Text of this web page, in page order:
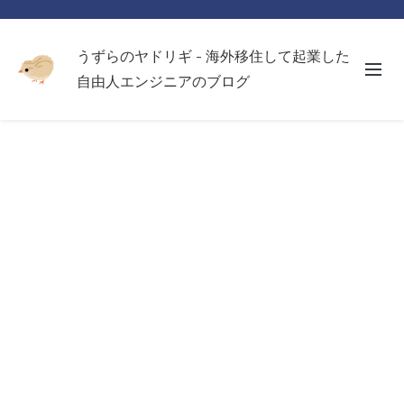
うずらのヤドリギ - 海外移住して起業した
自由人エンジニアのブログ